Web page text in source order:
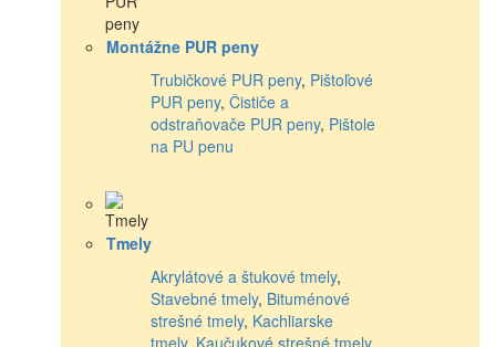
Montážne PUR peny
Trubičkové PUR peny, Pištoľové
PUR peny, Čističe a
odstraňovače PUR peny, Pištole
na PU penu
Tmely
Akrylátové a štukové tmely,
Stavebné tmely, Bituménové
strešné tmely, Kachliarske
tmely, Kaučukové strešné tmely,